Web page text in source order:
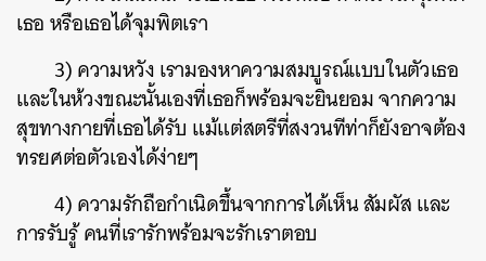
เธอ หรือเธอได้จุมพิตเรา
3) ความหวัง เรามองหาความสมบูรณ์แบบในตัวเธอ
และในห้วงขณะนั้นเองที่เธอก็พร้อมจะยินยอม จากความ
สุขทางกายที่เธอได้รับ แม้แต่สตรีที่สงวนทีท่าก็ยังอาจต้อง
ทรยศต่อตัวเองได้ง่ายๆ
4) ความรักถือกำเนิดขึ้นจากการได้เห็น สัมผัส และ
การรับรู้ คนที่เรารักพร้อมจะรักเราตอบ